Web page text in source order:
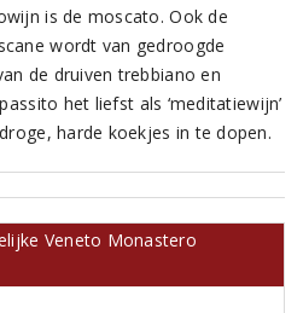
is de moscato. Ook de
wordt van gedroogde
de druiven trebbiano en
het liefst als ‘meditatiewijn’
harde koekjes in te dopen.
Veneto Monastero